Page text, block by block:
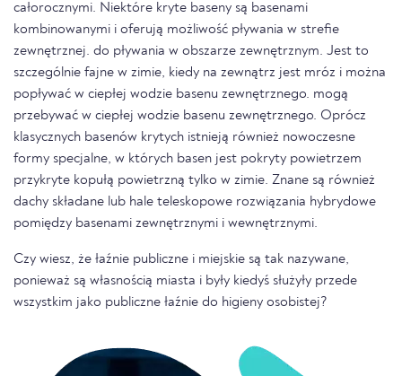
całorocznymi. Niektóre kryte baseny są basenami
kombinowanymi i oferują możliwość pływania w strefie
zewnętrznej. do pływania w obszarze zewnętrznym. Jest to
szczególnie fajne w zimie, kiedy na zewnątrz jest mróz i można
popływać w ciepłej wodzie basenu zewnętrznego. mogą
przebywać w ciepłej wodzie basenu zewnętrznego. Oprócz
klasycznych basenów krytych istnieją również nowoczesne
formy specjalne, w których basen jest pokryty powietrzem
przykryte kopułą powietrzną tylko w zimie. Znane są również
dachy składane lub hale teleskopowe rozwiązania hybrydowe
pomiędzy basenami zewnętrznymi i wewnętrznymi.
Czy wiesz, że łaźnie publiczne i miejskie są tak nazywane,
ponieważ są własnością miasta i były kiedyś służyły przede
wszystkim jako publiczne łaźnie do higieny osobistej?